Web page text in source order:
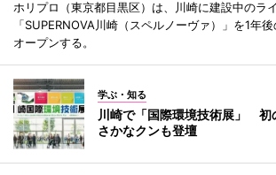
ホリプロ（東京都目黒区）は、川崎に建設中のラ
「SUPERNOVA川崎（スペルノーヴァ）」を1年
オープンする。
学ぶ・知る
川崎で「国際環境技術展」 初
さかなクンも登壇